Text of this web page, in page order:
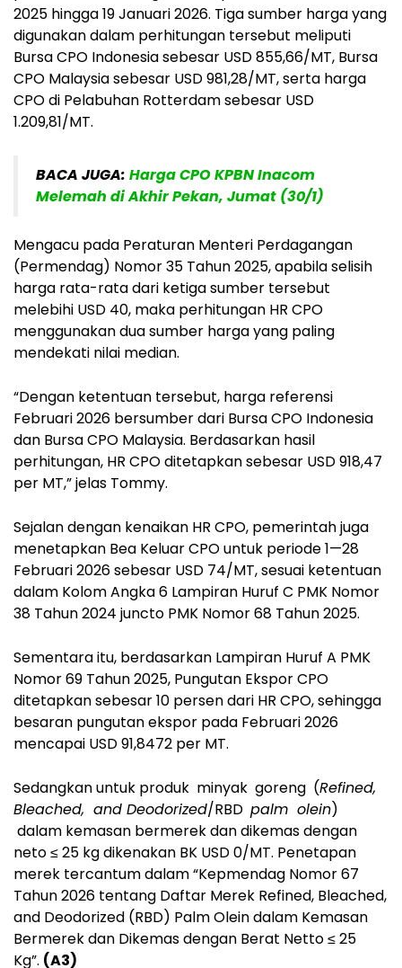
2025 hingga 19 Januari 2026. Tiga sumber harga yang
digunakan dalam perhitungan tersebut meliputi
Bursa CPO Indonesia sebesar USD 855,66/MT, Bursa
CPO Malaysia sebesar USD 981,28/MT, serta harga
CPO di Pelabuhan Rotterdam sebesar USD
1.209,81/MT.
BACA JUGA: Harga CPO KPBN Inacom
Melemah di Akhir Pekan, Jumat (30/1)
Mengacu pada Peraturan Menteri Perdagangan
(Permendag) Nomor 35 Tahun 2025, apabila selisih
harga rata-rata dari ketiga sumber tersebut
melebihi USD 40, maka perhitungan HR CPO
menggunakan dua sumber harga yang paling
mendekati nilai median.
“Dengan ketentuan tersebut, harga referensi
Februari 2026 bersumber dari Bursa CPO Indonesia
dan Bursa CPO Malaysia. Berdasarkan hasil
perhitungan, HR CPO ditetapkan sebesar USD 918,47
per MT,” jelas Tommy.
Sejalan dengan kenaikan HR CPO, pemerintah juga
menetapkan Bea Keluar CPO untuk periode 1—28
Februari 2026 sebesar USD 74/MT, sesuai ketentuan
dalam Kolom Angka 6 Lampiran Huruf C PMK Nomor
38 Tahun 2024 juncto PMK Nomor 68 Tahun 2025.
Sementara itu, berdasarkan Lampiran Huruf A PMK
Nomor 69 Tahun 2025, Pungutan Ekspor CPO
ditetapkan sebesar 10 persen dari HR CPO, sehingga
besaran pungutan ekspor pada Februari 2026
mencapai USD 91,8472 per MT.
Sedangkan untuk produk minyak goreng (Refined,
Bleached, and Deodorized/RBD palm olein)
dalam kemasan bermerek dan dikemas dengan
neto ≤ 25 kg dikenakan BK USD 0/MT. Penetapan
merek tercantum dalam “Kepmendag Nomor 67
Tahun 2026 tentang Daftar Merek Refined, Bleached,
and Deodorized (RBD) Palm Olein dalam Kemasan
Bermerek dan Dikemas dengan Berat Netto ≤ 25
Kg”. (A3)